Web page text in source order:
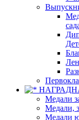
Медали
Медали,
Медали